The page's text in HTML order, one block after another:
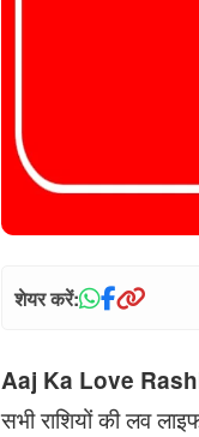
शेयर करें:
Aaj Ka Love
सभी राशियों की लव